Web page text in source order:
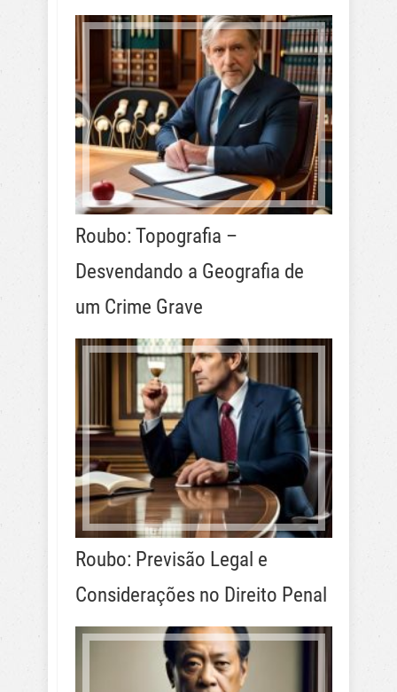
Roubo: Topografia –
Desvendando a Geografia de
um Crime Grave
Roubo: Previsão Legal e
Considerações no Direito Penal